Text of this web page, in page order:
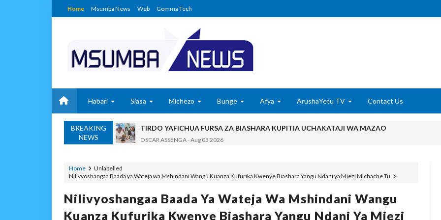
Home Msumba News Web Gomma Tech
Habari Siasa Michezo Bunge Afya ArushaYetu TV Contact Us
BREAKING
NEWS
TIRDO YAFICHUA FURSA ZA BIASHARA KUPITIA UCHAKATAJI WA MAZAO
OSCAR ASSENGA-Aug 05 2026
Alex Sonna
BARRICK NORTH MARA YAZIDI KUBORESHA MAISHA YA WANANCHI TARIME KUPITIA
WAKULIMA, WAFUGAJI, WAVUVI WAPONGEZWA KWA KUCHANGIA UTOSHELEVU WA
MSUMBA -Aug 05 2026
Home
Unlabelled
Nilivyoshangaa Baada ya Wateja wa Mshindani Wangu Kuanza Kufurika Kwenye Biashara Yangu Ndani ya Miezi Michache Tu
Nilivyoshangaa Baada Ya Wateja Wa Mshindani Wangu
Kuanza Kufurika Kwenye Biashara Yangu Ndani Ya Miezi